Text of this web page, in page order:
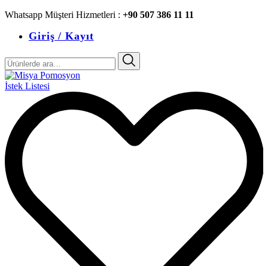
Whatsapp Müşteri Hizmetleri : +90 507 386 11 11
Giriş / Kayıt
Ara:
İstek Listesi